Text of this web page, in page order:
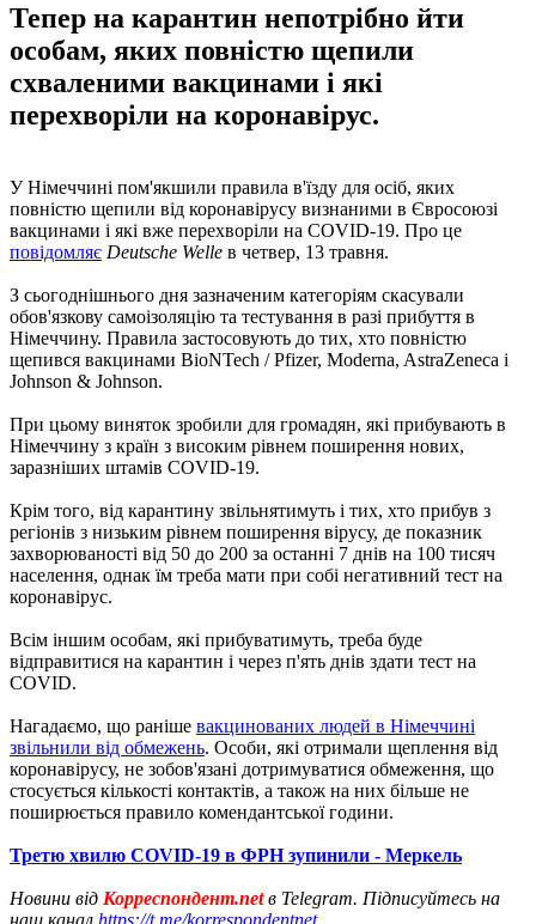
Тепер на карантин непотрібно йти
особам, яких повністю щепили
схваленими вакцинами і які
перехворіли на коронавірус.
У Німеччині пом'якшили правила в'їзду для осіб, яких
повністю щепили від коронавірусу визнаними в Євросоюзі
вакцинами і які вже перехворіли на COVID-19. Про це
повідомляє Deutsche Welle в четвер, 13 травня.
З сьогоднішнього дня зазначеним категоріям скасували
обов'язкову самоізоляцію та тестування в разі прибуття в
Німеччину. Правила застосовують до тих, хто повністю
щепився вакцинами BioNTech / Pfizer, Moderna, AstraZeneca і
Johnson & Johnson.
При цьому виняток зробили для громадян, які прибувають в
Німеччину з країн з високим рівнем поширення нових,
заразніших штамів COVID-19.
Крім того, від карантину звільнятимуть і тих, хто прибув з
регіонів з низьким рівнем поширення вірусу, де показник
захворюваності від 50 до 200 за останні 7 днів на 100 тисяч
населення, однак їм треба мати при собі негативний тест на
коронавірус.
Всім іншим особам, які прибуватимуть, треба буде
відправитися на карантин і через п'ять днів здати тест на
COVID.
Нагадаємо, що раніше вакцинованих людей в Німеччині
звільнили від обмежень. Особи, які отримали щеплення від
коронавірусу, не зобов'язані дотримуватися обмеження, що
стосується кількості контактів, а також на них більше не
поширюється правило комендантської години.
Третю хвилю COVID-19 в ФРН зупинили - Меркель
Новини від Корреспондент.netв Telegram. Підписуйтесь на
наш канал https://t.me/korrespondentnet